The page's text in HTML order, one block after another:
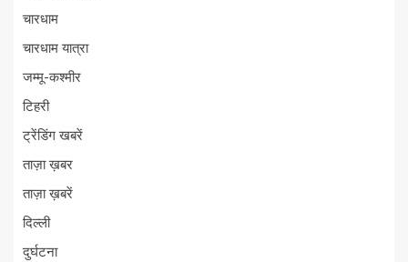
चारधाम
चारधाम यात्रा
जम्मू-कश्मीर
टिहरी
ट्रेंडिंग खबरें
ताज़ा ख़बर
ताज़ा ख़बरें
दिल्ली
दुर्घटना